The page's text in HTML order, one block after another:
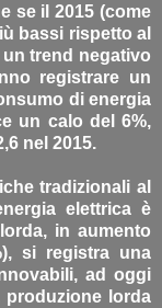
se il 2015 (come
bassi rispetto al
trend negativo
registrare un
di energia
un calo del 6%,
nel 2015.
tradizionali al
elettrica è
in aumento
si registra una
ad oggi
produzione lorda